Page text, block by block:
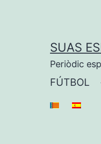
SUAS
Periòdic
FÚTBOL